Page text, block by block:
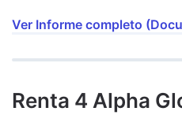
Ver Informe completo
Renta 4 Alpha